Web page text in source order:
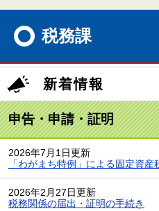
税務課
新着情報
申告・申請・証明
2026年7月1日更新
「わがまち特例」による固定資
2026年2月27日更新
税務関係の届出・証明の手続き